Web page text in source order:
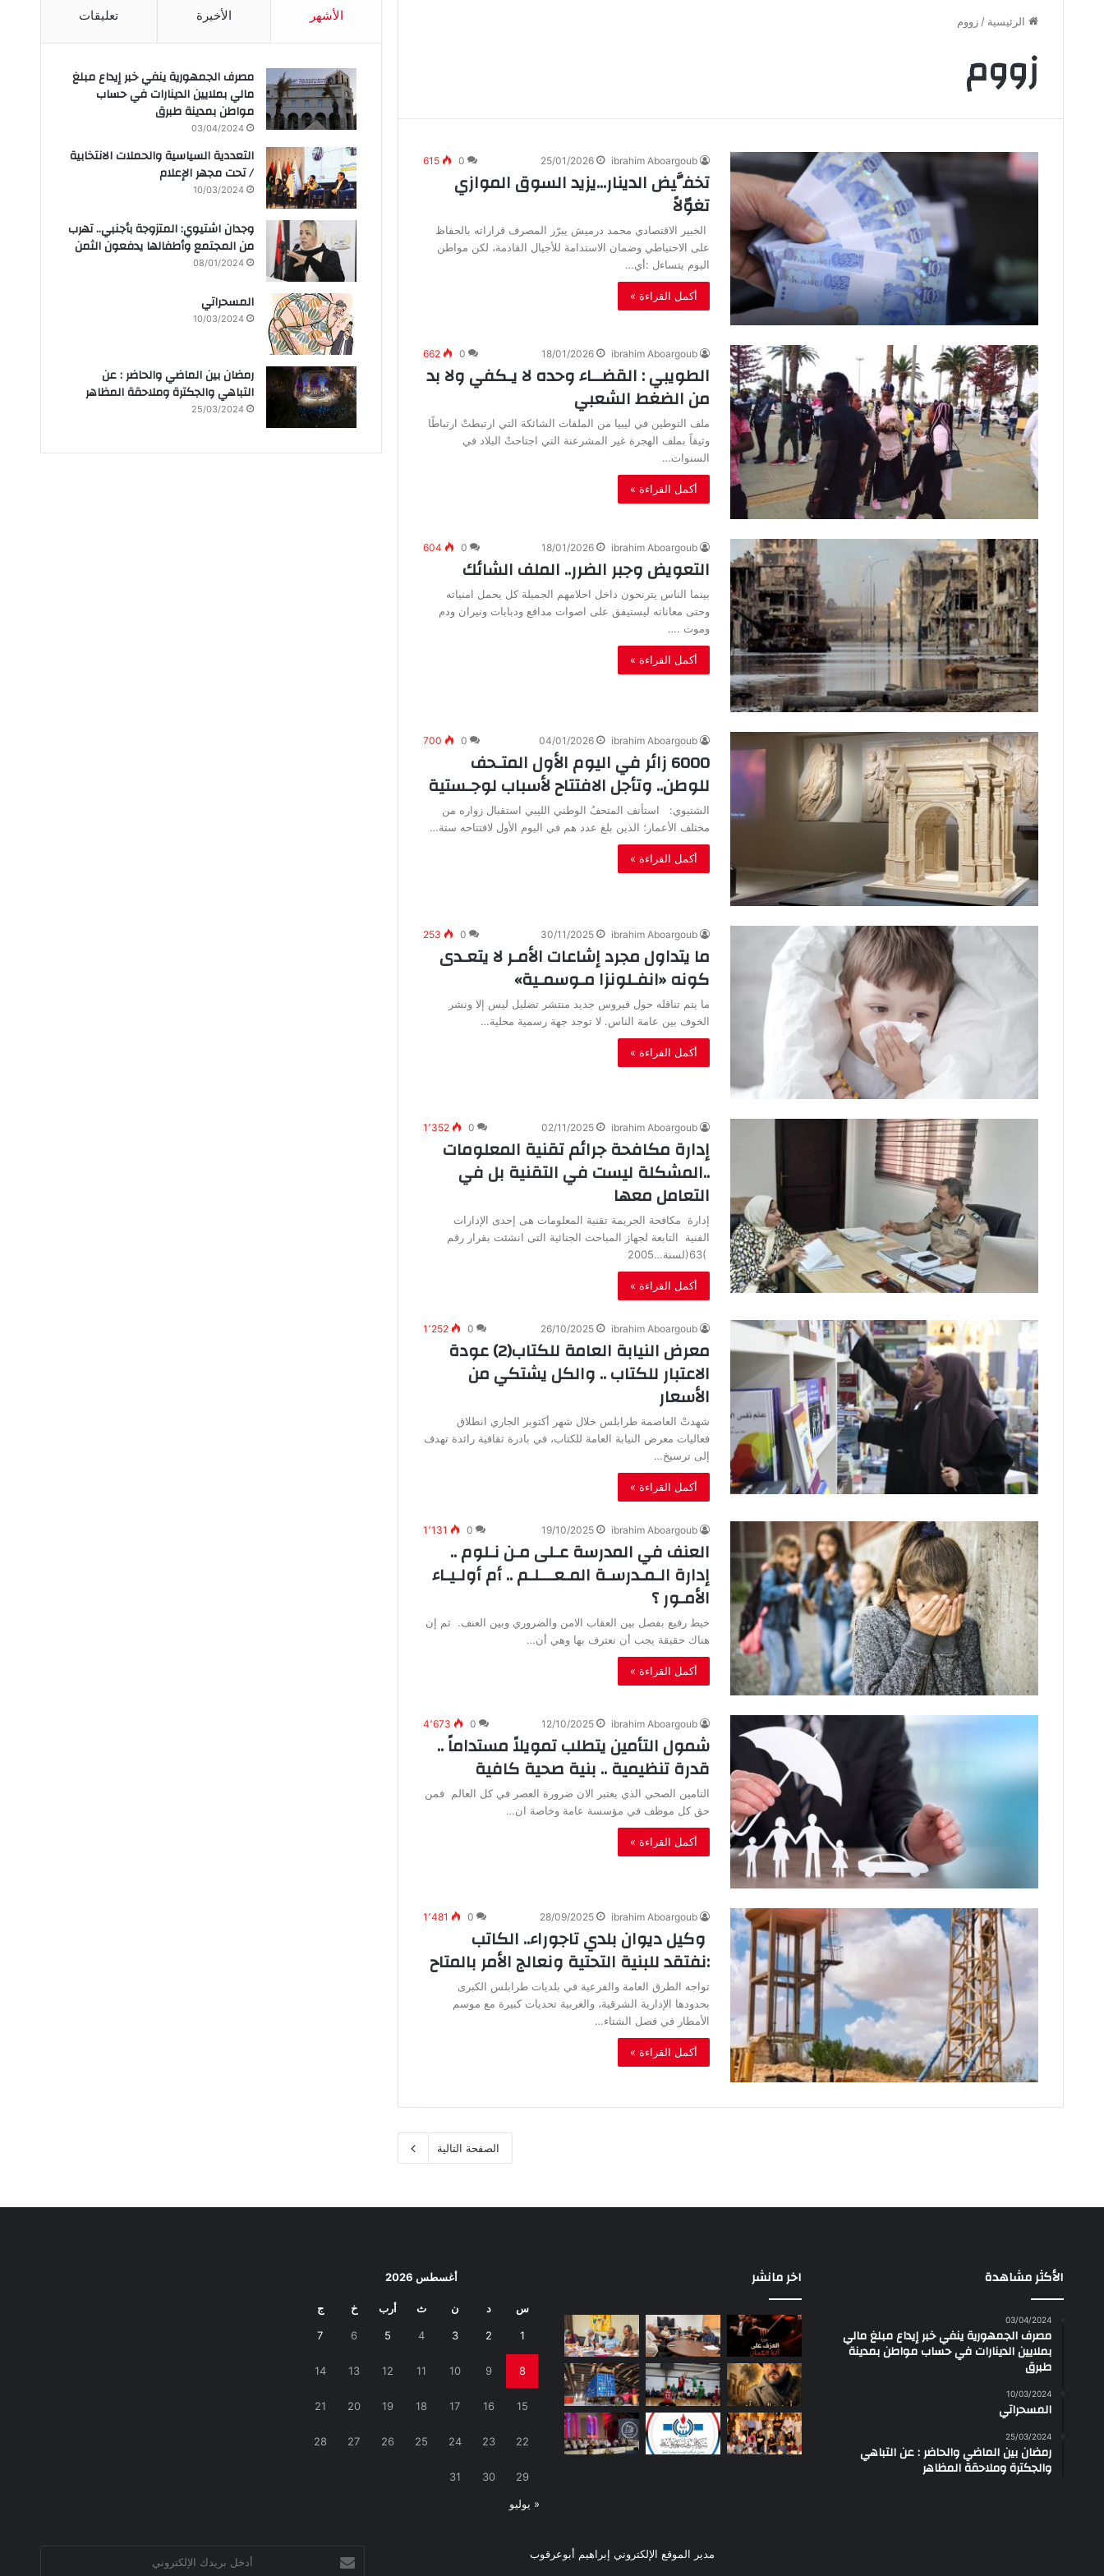
الرئيسية / زووم
زووم
ibrahim Aboargoub
25/01/2026
0
615
تخفَّيض الدينار…يزيد السوق الموازي
تغوّلاً
‬اليوم‭ ‬يتساءل‭: ‬أي‭…
أكمل القراءة »
ibrahim Aboargoub
18/01/2026
0
662
الطويبي‭ : ‬القضــاء‭ ‬وحده‭ ‬لا‭ ‬يـكفي‭ ‬ولا‭ ‬بد‭
‬من‭ ‬الضغط‭ ‬الشعبي
‬السنوات‭…
أكمل القراءة »
ibrahim Aboargoub
18/01/2026
0
604
التعويض‭ ‬وجبر‭ ‬الضرر‭ ..‬الملف‭ ‬الشائك‬
‬وموت‭ ‬.…
أكمل القراءة »
ibrahim Aboargoub
04/01/2026
0
700
6000 زائر في اليوم الأول المتـحف
للوطن.. وتأجل الافتتاح لأسباب لوجـستية
‬مختلف‭ ‬الأعمار؛‭ ‬الذين‭ ‬بلغ‭ ‬عدد‭ ‬هم‭ ‬في‭ ‬اليوم‭ ‬الأول‭ ‬لافتتاحه‭ ‬ستة‭…
أكمل القراءة »
ibrahim Aboargoub
30/11/2025
0
253
ما يتداول مجرد إشاعات الأمـر لا يتعـدى
كونه «انفـلونزا مـوسمـية»
‬الخوف‭ ‬بين‭ ‬عامة‭ ‬الناس‭.‬ لا‭ ‬توجد‭ ‬جهة‭ ‬رسمية‭ ‬محلية‭…
أكمل القراءة »
ibrahim Aboargoub
02/11/2025
0 1٬352
إدارة مكافحة جرائم تقنية المعلومات
..المشكلة ليست في التقنية بل في
التعامل معها
)‬63‭( ‬لسنة‭ ‬2005‭…
أكمل القراءة »
ibrahim Aboargoub
26/10/2025
0 1٬252
‬الأسعار
شهدتْ‭ ‬العاصمة‭ ‬طرابلس‭ ‬خلال‭ ‬شهر‭ ‬أكتوبر‭ ‬الجاري‭ ‬انطلاق‭
‬إلى‭ ‬ترسيخ‭…
أكمل القراءة »
ibrahim Aboargoub
19/10/2025
0 1٬131
العنف في المدرسة عـلى مـن نـلوم ..
إدارة الـمـدرسـة المـعـــلـم .. أم أولـيـاء
الأمـور ؟
‬هناك‭ ‬حقيقة‭ ‬يجب‭ ‬أن‭ ‬نعترف‭ ‬بها‭ ‬وهي‭ ‬أن‭…
أكمل القراءة »
ibrahim Aboargoub
12/10/2025
0 4٬673
شمول التأمين يتطلب تمويلاً مستداماً ..
قدرة تنظيمية .. بنية صحية كافية
‬حق‭ ‬كل‭ ‬موظف‭ ‬في‭ ‬مؤسسة‭ ‬عامة‭ ‬وخاصة‭ ‬ان‭…
أكمل القراءة »
ibrahim Aboargoub
28/09/2025
0 1٬481
:‬نفتقد‭ ‬للبنية‭ ‬التحتية‭ ‬ونعالج‭ ‬الأمر‭ ‬بالمتاح‭ ‬
‬الأمطار‭ ‬في‭ ‬فصل‭ ‬الشتاء‭…
أكمل القراءة »
الصفحة التالية
الأشهر الأخيرة تعليقات
مصرف الجمهورية ينفي خبر إيداع مبلغ
مالي بملايين الدينارات في حساب
مواطن بمدينة طبرق
03/04/2024
التعددية السياسية والحملات الانتخابية
/ تحت مجهر الإعلام
10/03/2024
وجدان اشتيوي: المتزوجة بأجنبي.. تهرب
من المجتمع وأطفالها يدفعون الثمن
08/01/2024
المسحراتي
10/03/2024
رمضان بين الماضي والحاضر : عن
التباهي والجكترة وملاحقة المظاهر
25/03/2024
الأكثر مشاهدة
03/04/2024
مصرف الجمهورية ينفي خبر إيداع مبلغ مالي
بملايين الدينارات في حساب مواطن بمدينة
طبرق
10/03/2024
المسحراتي
25/03/2024
رمضان بين الماضي والحاضر : عن التباهي
والجكترة وملاحقة المظاهر
اخر مانشر أغسطس 2026
س د ن ث أرب خ ج
1
2
3
4
5
6
7
8
9
10
11
12
13
14
15
16
17
18
19
20
21
22
23
24
25
26
27
28
29
30
31
« يوليو
مدير الموقع الإلكتروني إبراهيم أبوعرقوب
بريدك